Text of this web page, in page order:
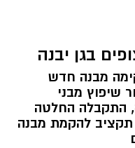
בגן יבנה
מבנה חדש
שיפוץ מבני
התקבלה החלטה
להקמת מבנה